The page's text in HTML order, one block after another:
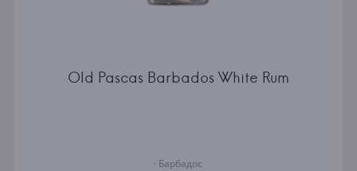
Old Pascas Barbados White Rum
· Барбадос